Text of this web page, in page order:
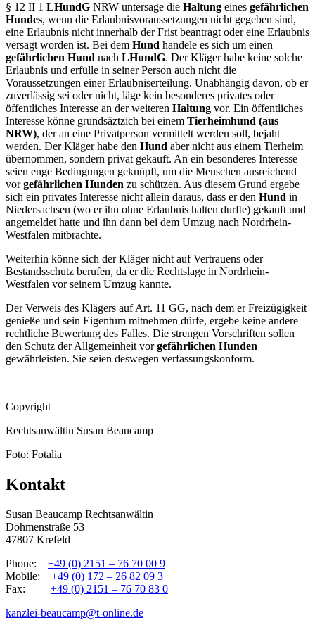
§ 12 II 1 LHundG NRW untersage die Haltung eines gefährlichen
Hundes, wenn die Erlaubnisvoraussetzungen nicht gegeben sind,
eine Erlaubnis nicht innerhalb der Frist beantragt oder eine Erlaubnis
versagt worden ist. Bei dem Hund handele es sich um einen
gefährlichen Hund nach LHundG. Der Kläger habe keine solche
Erlaubnis und erfülle in seiner Person auch nicht die
Voraussetzungen einer Erlaubniserteilung. Unabhängig davon, ob er
zuverlässig sei oder nicht, läge kein besonderes privates oder
öffentliches Interesse an der weiteren Haltung vor. Ein öffentliches
Interesse könne grundsäztzich bei einem Tierheimhund (aus
NRW), der an eine Privatperson vermittelt werden soll, bejaht
werden. Der Kläger habe den Hund aber nicht aus einem Tierheim
übernommen, sondern privat gekauft. An ein besonderes Interesse
seien enge Bedingungen geknüpft, um die Menschen ausreichend
vorgefährlichen Hunden zu schützen. Aus diesem Grund ergebe
sich ein privates Interesse nicht allein daraus, dass er den Hund in
Niedersachsen (wo er ihn ohne Erlaubnis halten durfte) gekauft und
angemeldet hatte und ihn dann bei dem Umzug nach Nordrhein-
Westfalen mitbrachte.
Weiterhin könne sich der Kläger nicht auf Vertrauens oder
Bestandsschutz berufen, da er die Rechtslage in Nordrhein-
Westfalen vor seinem Umzug kannte.
Der Verweis des Klägers auf Art. 11 GG, nach dem er Freizügigkeit
genieße und sein Eigentum mitnehmen dürfe, ergebe keine andere
rechtliche Bewertung des Falles. Die strengen Vorschriften sollen
den Schutz der Allgemeinheit vorgefährlichen Hunden
gewährleisten. Sie seien deswegen verfassungskonform.
Copyright
Rechtsanwältin Susan Beaucamp
Foto: Fotalia
Kontakt
Susan Beaucamp Rechtsanwältin
Dohmenstraße 53
47807 Krefeld
Phone: +49 (0) 2151 – 76 70 00 9
Mobile: +49 (0) 172 – 26 82 09 3
Fax: +49 (0) 2151 – 76 70 83 0
kanzlei-beaucamp@t-online.de